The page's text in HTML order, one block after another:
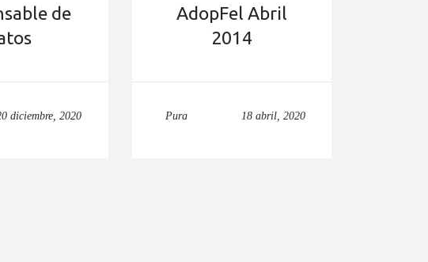
de
diciembre, 2020
AdopFel Abril
2014
Pura 18 abril, 2020